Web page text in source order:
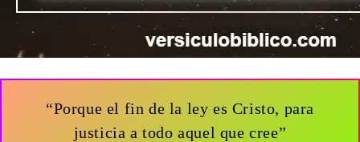
“Porque el fin de la ley es Cristo, para
justicia a todo aquel que cree”